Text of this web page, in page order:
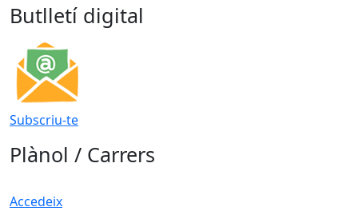
Butlletí digital
Subscriu-te
Plànol / Carrers
Accedeix